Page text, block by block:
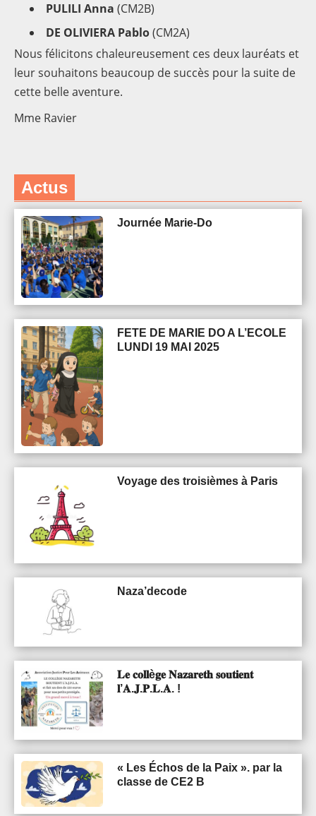
PULILI Anna (CM2B)
DE OLIVIERA Pablo(CM2A)
Nous félicitons chaleureusement ces deux lauréats et
leur souhaitons beaucoup de succès pour la suite de
cette belle aventure.
Mme Ravier
Actus
Journée Marie-Do
FETE DE MARIE DO A L’ECOLE
LUNDI 19 MAI 2025
Voyage des troisièmes à Paris
Naza’decode
𝐋𝐞 𝐜𝐨𝐥𝐥è𝐠𝐞 𝐍𝐚𝐳𝐚𝐫𝐞𝐭𝐡 𝐬𝐨𝐮𝐭𝐢𝐞𝐧𝐭
𝐥’𝐀.𝐉.𝐏.𝐋.𝐀. !
« Les Échos de la Paix ». par la
classe de CE2 B